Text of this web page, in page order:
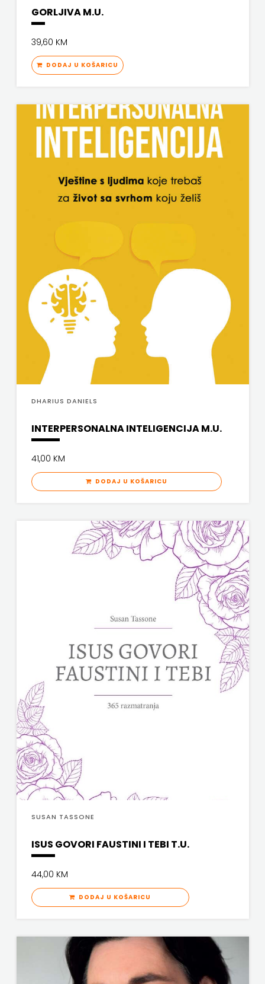
GORLJIVA M.U.
39,60 KM
DODAJ U KOŠARICU
DHARIUS DANIELS
INTERPERSONALNA INTELIGENCIJA M.U.
41,00 KM
DODAJ U KOŠARICU
SUSAN TASSONE
ISUS GOVORI FAUSTINI I TEBI T.U.
44,00 KM
DODAJ U KOŠARICU